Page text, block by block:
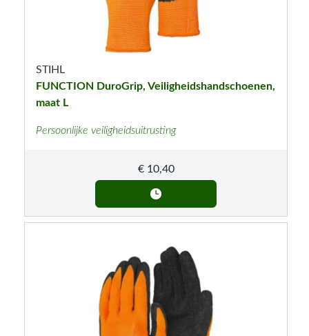
STIHL
FUNCTION DuroGrip, Veiligheidshandschoenen,
maat L
Persoonlijke veiligheidsuitrusting
€10,40